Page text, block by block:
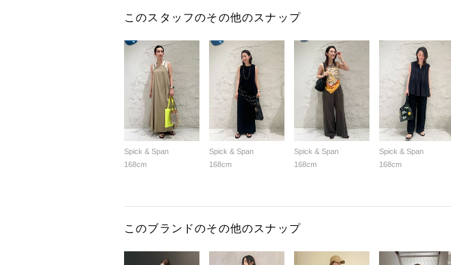
このスタッフのその他のスナップ
Spick & Span
168cm
Spick & Span
168cm
Spick & Span
168cm
Spick & Span
168cm
このブランドのその他のスナップ